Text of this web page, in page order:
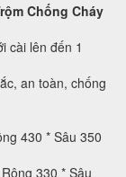
Chống Cháy
cài lên đến 1
an toàn, chống
430 * Sâu 350
330 * Sâu